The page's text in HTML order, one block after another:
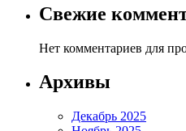
Свежие
Нет комментариев для
Архивы
Декабрь 2025